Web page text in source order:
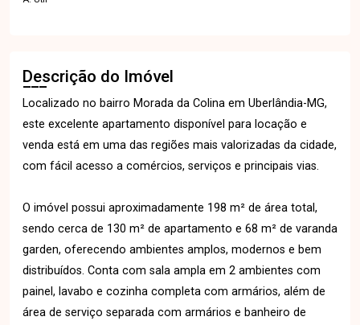
Descrição do Imóvel
Localizado no bairro Morada da Colina em Uberlândia-MG,
este excelente apartamento disponível para locação e
venda está em uma das regiões mais valorizadas da cidade,
com fácil acesso a comércios, serviços e principais vias.
O imóvel possui aproximadamente 198 m² de área total,
sendo cerca de 130 m² de apartamento e 68 m² de varanda
garden, oferecendo ambientes amplos, modernos e bem
distribuídos. Conta com sala ampla em 2 ambientes com
painel, lavabo e cozinha completa com armários, além de
área de serviço separada com armários e banheiro de